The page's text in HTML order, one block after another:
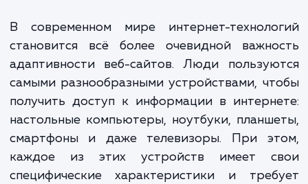
В современном мире интернет-
становится всё более очевидной
адаптивности веб-сайтов. Люди
самыми разнообразными устройствами,
получить доступ к информации в